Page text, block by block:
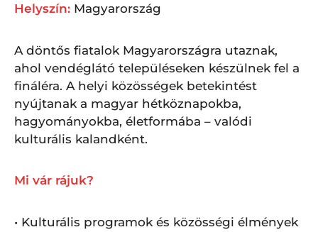
Helyszín: Magyarország
A döntős fiatalok Magyarországra utaznak,
ahol vendéglátó településeken készülnek fel a
fináléra. A helyi közösségek betekintést
nyújtanak a magyar hétköznapokba,
hagyományokba, életformába – valódi
kulturális kalandként.
Mi vár rájuk?
• Kulturális programok és közösségi élmények